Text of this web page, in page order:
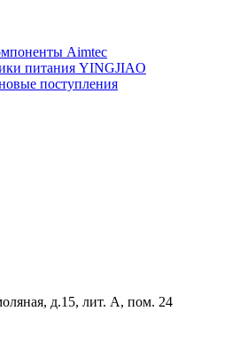
Aimtec
питания YINGJIAO
поступления
д.15, лит. А, пом. 24